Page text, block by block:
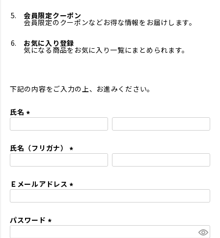
会員限定クーポン
会員限定のクーポンなどお得な情報をお届けします。
お気に入り登録
気になる商品をお気に入り一覧にまとめられます。
下記の内容をご入力の上、お進みください。
氏名
須
氏名（フリガナ）
須
Ｅメールアドレス
パスワード